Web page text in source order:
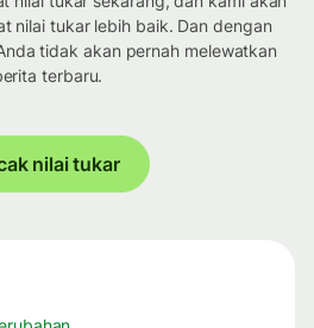
nilai tukar lebih baik. Dan dengan
tidak akan pernah melewatkan
terbaru.
nilai tukar